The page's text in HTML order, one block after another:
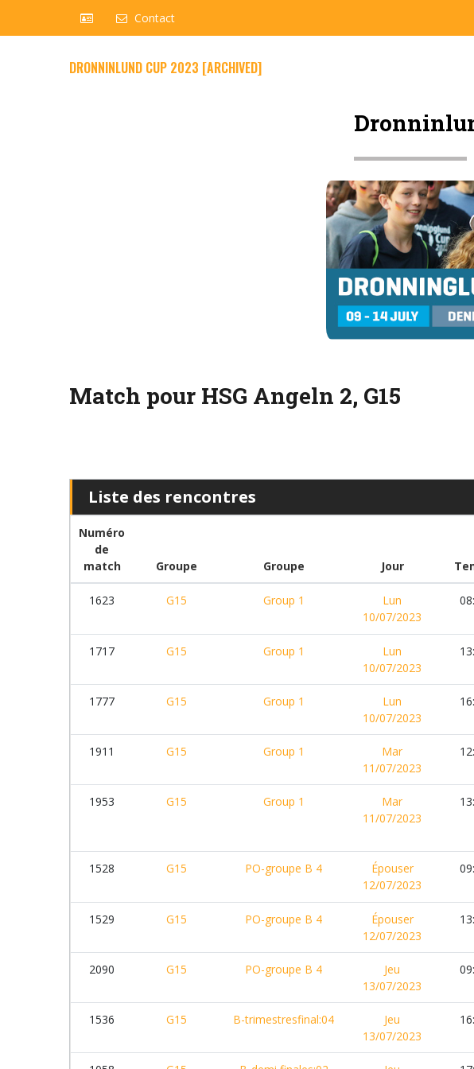
Contact
DRONNINLUND CUP 2023 [ARCHIVED]
Match pour HSG Angeln 2, G15
Liste des rencontres
Numéro
de
match
Groupe Groupe Jour
1623 G15 Group 1
Lun
10/07/2023
1717 G15 Group 1
Lun
10/07/2023
1777 G15 Group 1
Lun
10/07/2023
1911 G15 Group 1
Mar
11/07/2023
1953 G15 Group 1
Mar
11/07/2023
1528 G15 PO-groupe B 4
Épouser
12/07/2023
1529 G15 PO-groupe B 4
Épouser
12/07/2023
2090 G15 PO-groupe B 4
Jeu
13/07/2023
1536 G15 B-trimestresfinal:04
Jeu
13/07/2023